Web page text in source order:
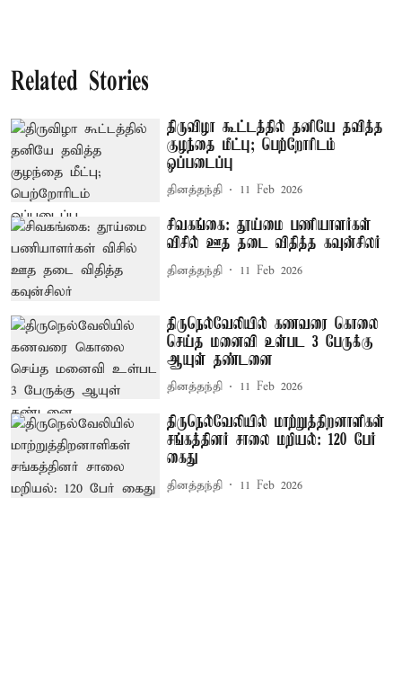
Related Stories
திருவிழா கூட்டத்தில் தனியே தவித்த
குழந்தை மீட்பு; பெற்றோரிடம்
ஒப்படைப்பு
தினத்தந்தி 11 Feb 2026
சிவகங்கை: தூய்மை பணியாளர்கள்
விசில் ஊத தடை விதித்த கவுன்சிலர்
தினத்தந்தி 11 Feb 2026
திருநெல்வேலியில் கணவரை கொலை
செய்த மனைவி உள்பட 3 பேருக்கு
ஆயுள் தண்டனை
தினத்தந்தி 11 Feb 2026
திருநெல்வேலியில் மாற்றுத்திறனாளிகள்
சங்கத்தினர் சாலை மறியல்: 120 பேர்
கைது
தினத்தந்தி 11 Feb 2026